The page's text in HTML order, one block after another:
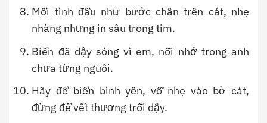
Mối tình đầu như bước chân trên cát, nhẹ
nhàng nhưng in sâu trong tim.
Biển đã dậy sóng vì em, nỗi nhớ trong anh
chưa từng nguôi.
Hãy để biển bình yên, vỗ nhẹ vào bờ cát,
đừng để vết thương trỗi dậy.